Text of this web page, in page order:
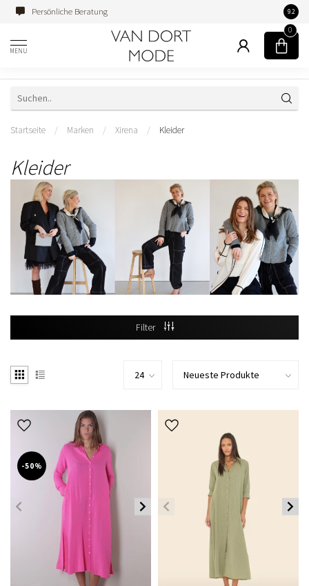
Persönliche Beratung 9.2
MENU
0
Startseite / Marken / Xirena / Kleider
Kleider
Filter
-50%